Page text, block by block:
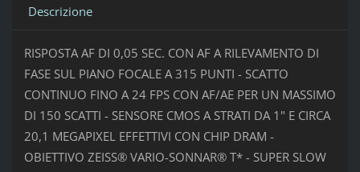
Descrizione
RISPOSTA AF DI 0,05 SEC. CON AF A RILEVAMENTO DI
FASE SUL PIANO FOCALE A 315 PUNTI - SCATTO
CONTINUO FINO A 24 FPS CON AF/AE PER UN MASSIMO
DI 150 SCATTI - SENSORE CMOS A STRATI DA 1" E CIRCA
20,1 MEGAPIXEL EFFETTIVI CON CHIP DRAM -
OBIETTIVO ZEISS® VARIO-SONNAR® T* - SUPER SLOW